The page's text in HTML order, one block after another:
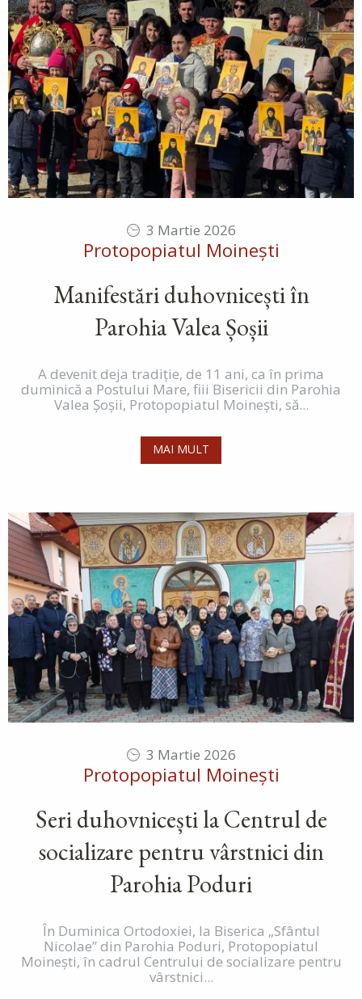
3 Martie 2026
Protopopiatul Moinești
Manifestări duhovnicești în
Parohia Valea Șoșii
A devenit deja tradiție, de 11 ani, ca în prima
duminică a Postului Mare, fiii Bisericii din Parohia
Valea Șoșii, Protopopiatul Moinești, să...
MAI MULT
3 Martie 2026
Protopopiatul Moinești
Seri duhovnicești la Centrul de
socializare pentru vârstnici din
Parohia Poduri
În Duminica Ortodoxiei, la Biserica „Sfântul
Nicolae” din Parohia Poduri, Protopopiatul
Moinești, în cadrul Centrului de socializare pentru
vârstnici...